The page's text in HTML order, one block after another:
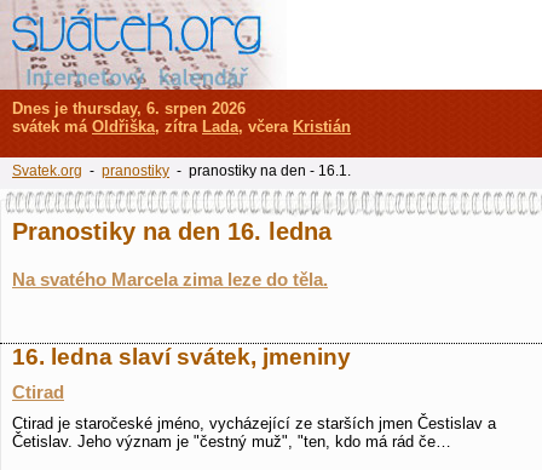
Pranostiky na den 16. ledna
Na svatého Marcela zima leze do těla.
16. ledna slaví svátek, jmeniny
Ctirad
Ctirad je staročeské jméno, vycházející ze starších jmen Čestislav a
Četislav. Jeho význam je "čestný muž", "ten, kdo má rád če…
Dnes je thursday, 6. srpen 2026
svátek má Oldřiška, zítra Lada, včera Kristián
Svatek.org - pranostiky - pranostiky na den - 16.1.